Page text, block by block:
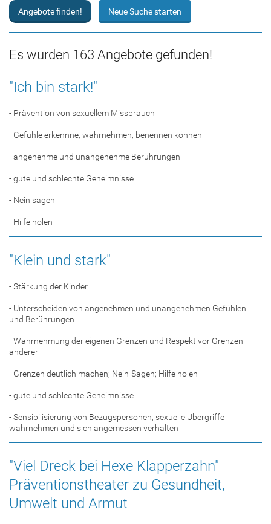
Es wurden 163 Angebote gefunden!
"Ich bin stark!"
- Prävention von sexuellem Missbrauch
- Gefühle erkennne, wahrnehmen, benennen können
- angenehme und unangenehme Berührungen
- gute und schlechte Geheimnisse
- Nein sagen
- Hilfe holen
"Klein und stark"
- Stärkung der Kinder
- Unterscheiden von angenehmen und unangenehmen Gefühlen
und Berührungen
- Wahrnehmung der eigenen Grenzen und Respekt vor Grenzen
anderer
- Grenzen deutlich machen; Nein-Sagen; Hilfe holen
- gute und schlechte Geheimnisse
- Sensibilisierung von Bezugspersonen, sexuelle Übergriffe
wahrnehmen und sich angemessen verhalten
"Viel Dreck bei Hexe Klapperzahn"
Präventionstheater zu Gesundheit,
Umwelt und Armut